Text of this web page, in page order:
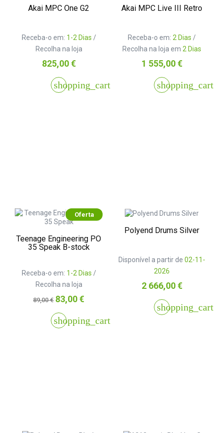
Akai MPC One G2
Receba-o em: 1-2 Dias /
Recolha na loja
Preço
825,00 €
shopping_cart
Akai MPC Live III Retro
Receba-o em: 2 Dias /
Recolha na loja em 2 Dias
Preço
1 555,00 €
shopping_cart
Oferta
Teenage Engineering PO
35 Speak B-stock
Receba-o em: 1-2 Dias /
Recolha na loja
Preço
normal
89,00 € Preço
83,00 €
shopping_cart
Polyend Drums Silver
Disponível a partir de 02-11-
2026
Preço
2 666,00 €
shopping_cart